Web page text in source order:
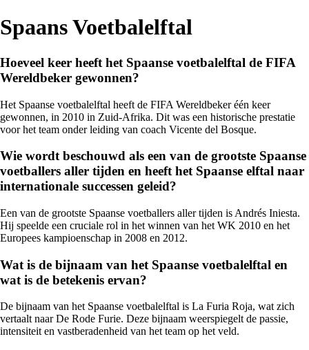
Spaans Voetbalelftal
Hoeveel keer heeft het Spaanse voetbalelftal de FIFA
Wereldbeker gewonnen?
Het Spaanse voetbalelftal heeft de FIFA Wereldbeker één keer
gewonnen, in 2010 in Zuid-Afrika. Dit was een historische prestatie
voor het team onder leiding van coach Vicente del Bosque.
Wie wordt beschouwd als een van de grootste Spaanse
voetballers aller tijden en heeft het Spaanse elftal naar
internationale successen geleid?
Een van de grootste Spaanse voetballers aller tijden is Andrés Iniesta.
Hij speelde een cruciale rol in het winnen van het WK 2010 en het
Europees kampioenschap in 2008 en 2012.
Wat is de bijnaam van het Spaanse voetbalelftal en
wat is de betekenis ervan?
De bijnaam van het Spaanse voetbalelftal is La Furia Roja, wat zich
vertaalt naar De Rode Furie. Deze bijnaam weerspiegelt de passie,
intensiteit en vastberadenheid van het team op het veld.